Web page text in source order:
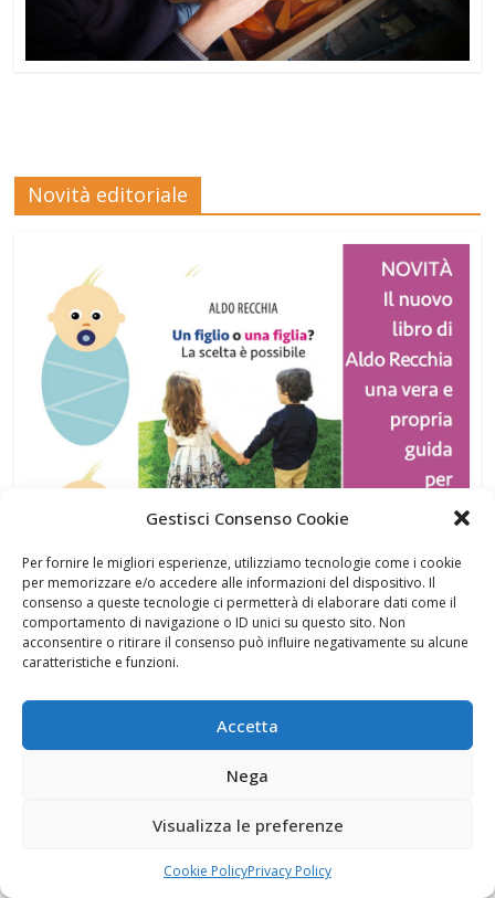
Gestisci Consenso Cookie
Per fornire le migliori esperienze, utilizziamo tecnologie come i cookie
per memorizzare e/o accedere alle informazioni del dispositivo. Il
consenso a queste tecnologie ci permetterà di elaborare dati come il
comportamento di navigazione o ID unici su questo sito. Non
acconsentire o ritirare il consenso può influire negativamente su alcune
caratteristiche e funzioni.
Accetta
Nega
Visualizza le preferenze
Cookie PolicyPrivacy Policy
Novità editoriale